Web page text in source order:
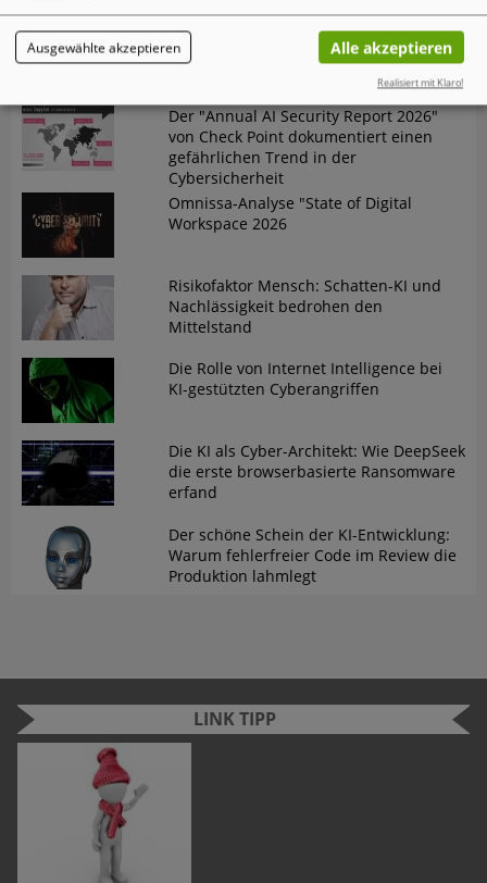
Der neue Cyber Risk Report 2026 von
TrendAI (Trend Micro) zeigt eine
widersprüchliche Entwicklung
Der "Annual AI Security Report 2026"
von Check Point dokumentiert einen
gefährlichen Trend in der
Cybersicherheit
Omnissa-Analyse "State of Digital
Workspace 2026
Risikofaktor Mensch: Schatten-KI und
Nachlässigkeit bedrohen den
Mittelstand
Die Rolle von Internet Intelligence bei
KI-gestützten Cyberangriffen
Die KI als Cyber-Architekt: Wie DeepSeek
die erste browserbasierte Ransomware
erfand
Der schöne Schein der KI-Entwicklung:
Warum fehlerfreier Code im Review die
Produktion lahmlegt
LINK TIPP
Ausgewählte akzeptieren Alle akzeptieren
Realisiert mit Klaro!